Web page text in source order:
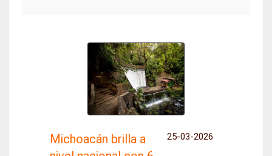
25-03-2026
Michoacán brilla a